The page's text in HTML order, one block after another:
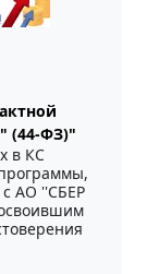
(44-ФЗ)"
в КС
с АО ''СБЕР